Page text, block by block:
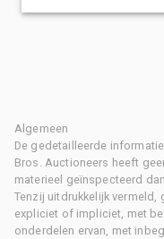
Algemeen
De gedetailleerde
Bros. Auctioneers heeft
materieel geïnspecteerd
Tenzij uitdrukkelijk vermeld,
expliciet of impliciet, met
onderdelen ervan, met